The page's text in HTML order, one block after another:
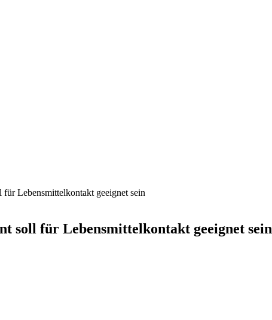
Lebensmittelkontakt geeignet sein
soll für Lebensmittelkontakt geeignet sein